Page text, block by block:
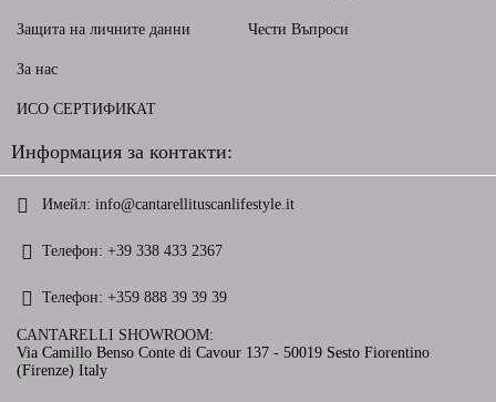
Защита на личните данни Чести Въпроси
За нас
ИСО СЕРТИФИКАТ
Информация за контакти:
Имейл: info@cantarellituscanlifestyle.it
Телефон: +39 338 433 2367
Телефон: +359 888 39 39 39
CANTARELLI SHOWROOM:
Via Camillo Benso Conte di Cavour 137 - 50019 Sesto Fiorentino
(Firenze) Italy